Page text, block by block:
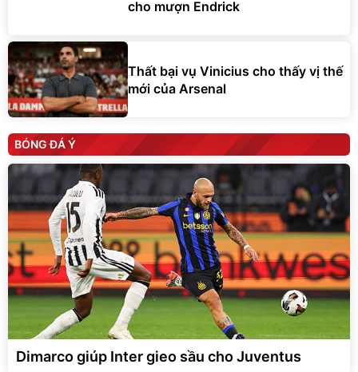
cho mượn Endrick
Thất bại vụ Vinicius cho thấy vị thế
mới của Arsenal
BÓNG ĐÁ Ý
Dimarco giúp Inter gieo sầu cho Juventus